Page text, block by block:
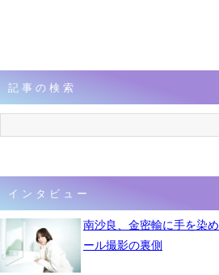
記事の検索
インタビュー
南沙良、金密輸に手を染
ール撮影の裏側